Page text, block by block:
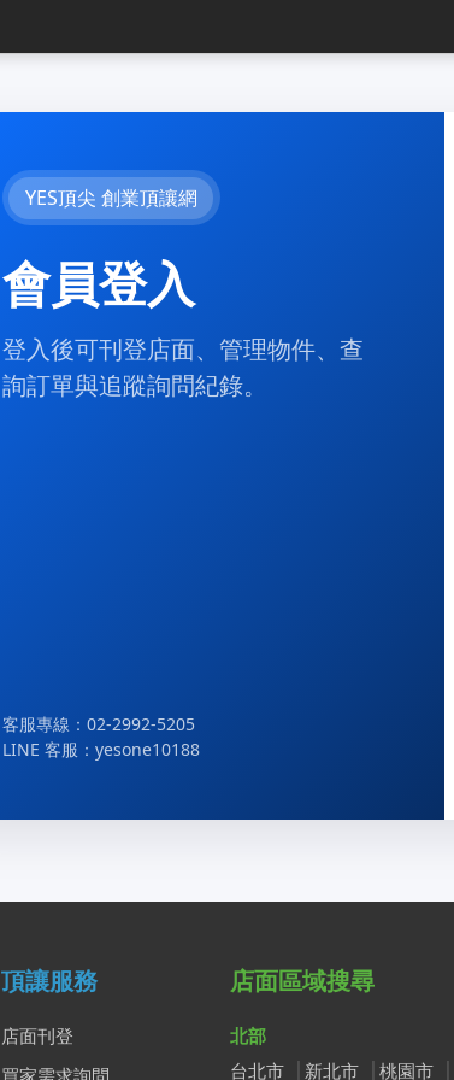
YES頂尖 創業頂讓網
會員登入
登入後可刊登店面、管理物件、查
詢訂單與追蹤詢問紀錄。
客服專線：02-2992-5205
LINE 客服：yesone10188
頂讓服務
店面刊登
買家需求詢問
店面區域搜尋
北部
台北市
新北市 桃園市